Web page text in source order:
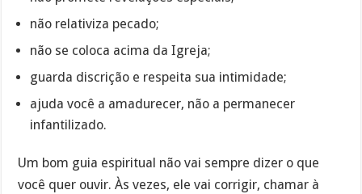
não relativiza pecado;
não se coloca acima da Igreja;
guarda discrição e respeita sua intimidade;
ajuda você a amadurecer, não a permanecer
infantilizado.
Um bom guia espiritual não vai sempre dizer o que
você quer ouvir. Às vezes, ele vai corrigir, chamar à